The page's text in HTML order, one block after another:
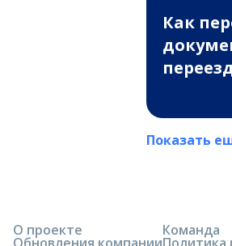
Как
Показать
О проекте Команда